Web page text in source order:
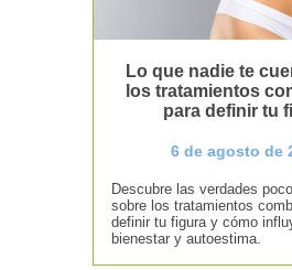
Lo que nadie te
los tratamientos
para definir tu
6 de agosto de
Descubre las verdades
sobre los tratamientos
definir tu figura y cómo
bienestar y autoestima.